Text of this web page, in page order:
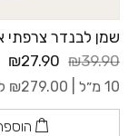
שמן לבנדר צרפתי
₪39.90
₪27.90
10 מ״ל | ₪279.00 ל-